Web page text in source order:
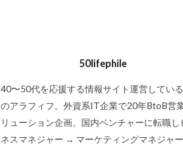
50lifephile
40〜50代を応援する情報サイト運営してい
のアラフィフ。外資系IT企業で20年BtoB営
リューション企画。国内ベンチャーに転職し
ネスマネジャー → マーケティングマネジャー